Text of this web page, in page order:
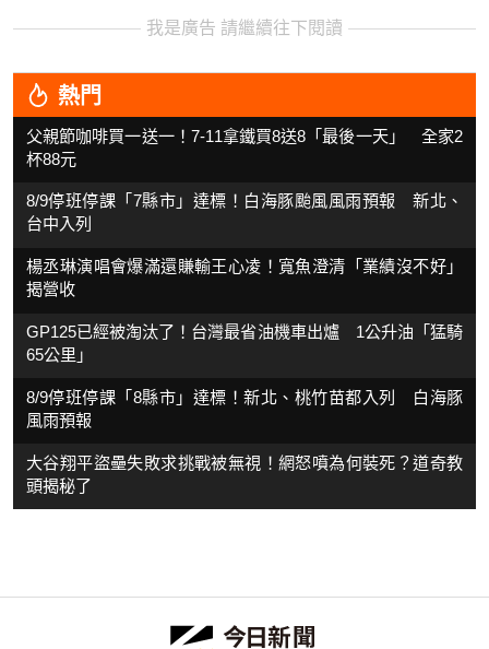
我是廣告 請繼續往下閱讀
熱門
父親節咖啡買一送一！7-11拿鐵買8送8「最後一天」 全家2
杯88元
8/9停班停課「7縣市」達標！白海豚颱風風雨預報 新北、
台中入列
楊丞琳演唱會爆滿還賺輸王心凌！寬魚澄清「業績沒不好」
揭營收
GP125已經被淘汰了！台灣最省油機車出爐 1公升油「猛騎
65公里」
8/9停班停課「8縣市」達標！新北、桃竹苗都入列 白海豚
風雨預報
大谷翔平盜壘失敗求挑戰被無視！網怒噴為何裝死？道奇教
頭揭秘了